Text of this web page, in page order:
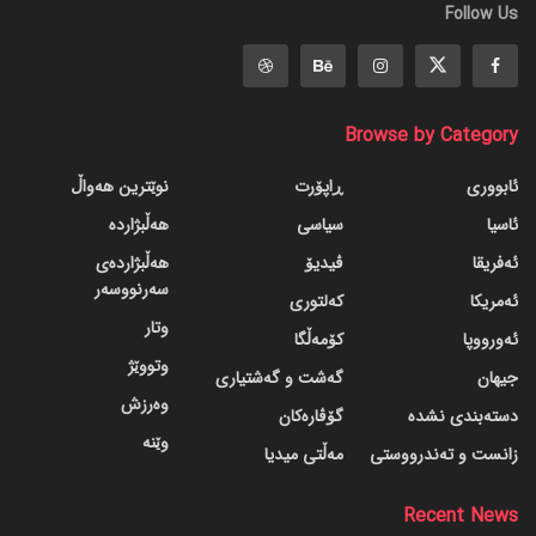
Follow Us
Browse by Category
ئابووری
ئاسیا
ئەفریقا
ئەمریکا
ئەورووپا
جیهان
دسته‌بندی نشده
زانست و تەندرووستی
ڕاپۆرت
سیاسی
ڤیدیۆ
کەلتوری
کۆمەڵگا
گه‌شت و گه‌شتیاری
گۆڤاره‌کان
مەڵتی میدیا
نوێترین هەواڵ
هەڵبژاردە
هەڵبژاردەی
سەرنووسەر
وتار
وتووێژ
وەرزش
وێنە
Recent News